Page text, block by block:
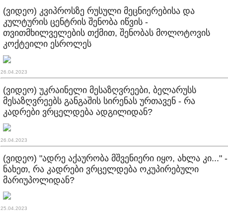
(ვიდეო) კვიპროსზე რუსული მეცნიერებისა და
კულტურის ცენტრის შენობა იწვის -
თვითმხილველების თქმით, შენობას მოლოტოვის
კოქტეილი ესროლეს
26.04.2023
(ვიდეო) უკრაინელი მესაზღვრეები, ბელარუსს
მესაზღვრეებს განგაშის სირენას ურთავენ - რა
კადრები ვრცელდება ადგილიდან?
26.04.2023
(ვიდეო) "ადრე აქაურობა მშვენიერი იყო, ახლა კი..." -
ნახეთ, რა კადრები ვრცელდება ოკუპირებული
მარიუპოლიდან?
25.04.2023